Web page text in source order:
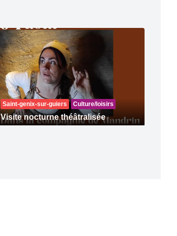
Saint-genix-sur-guiers Culture/loisirs
Visite nocturne théâtralisée